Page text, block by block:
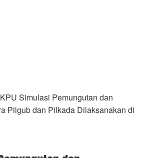
KPU Simulasi Pemungutan dan
Pilgub dan Pilkada Dilaksanakan di